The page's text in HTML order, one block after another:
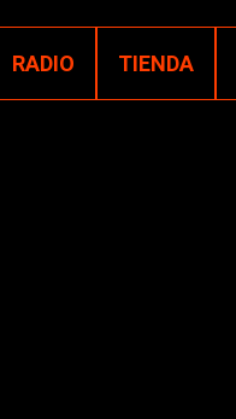
RADIO TIENDA